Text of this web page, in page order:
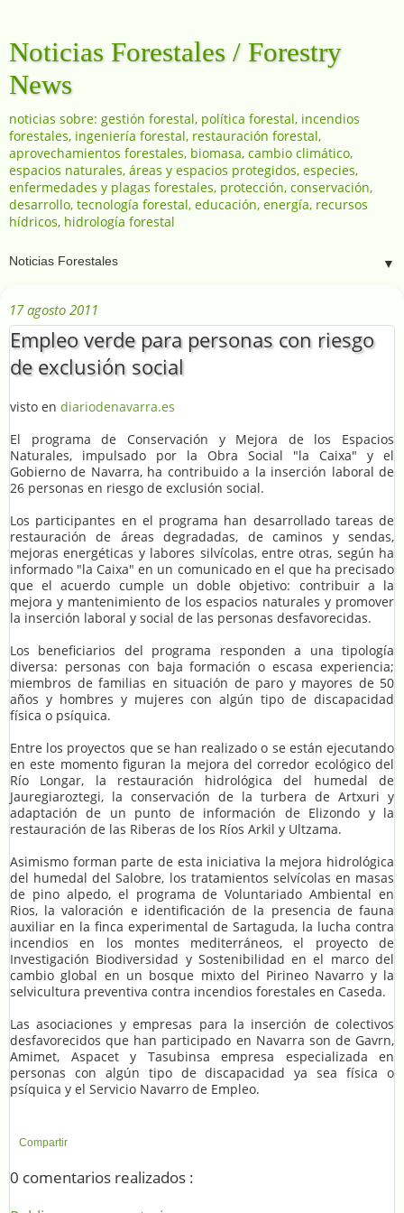
Noticias Forestales / Forestry
News
noticias sobre: gestión forestal, política forestal, incendios
forestales, ingeniería forestal, restauración forestal,
aprovechamientos forestales, biomasa, cambio climático,
espacios naturales, áreas y espacios protegidos, especies,
enfermedades y plagas forestales, protección, conservación,
desarrollo, tecnología forestal, educación, energía, recursos
hídricos, hidrología forestal
▼
17 agosto 2011
Empleo verde para personas con riesgo
de exclusión social
visto en diariodenavarra.es
El programa de Conservación y Mejora de los Espacios
Naturales, impulsado por la Obra Social "la Caixa" y el
Gobierno de Navarra, ha contribuido a la inserción laboral de
26 personas en riesgo de exclusión social.
Los participantes en el programa han desarrollado tareas de
restauración de áreas degradadas, de caminos y sendas,
mejoras energéticas y labores silvícolas, entre otras, según ha
informado "la Caixa" en un comunicado en el que ha precisado
que el acuerdo cumple un doble objetivo: contribuir a la
mejora y mantenimiento de los espacios naturales y promover
la inserción laboral y social de las personas desfavorecidas.
Los beneficiarios del programa responden a una tipología
diversa: personas con baja formación o escasa experiencia;
miembros de familias en situación de paro y mayores de 50
años y hombres y mujeres con algún tipo de discapacidad
física o psíquica.
Entre los proyectos que se han realizado o se están ejecutando
en este momento figuran la mejora del corredor ecológico del
Río Longar, la restauración hidrológica del humedal de
Jauregiaroztegi, la conservación de la turbera de Artxuri y
adaptación de un punto de información de Elizondo y la
restauración de las Riberas de los Ríos Arkil y Ultzama.
Asimismo forman parte de esta iniciativa la mejora hidrológica
del humedal del Salobre, los tratamientos selvícolas en masas
de pino alpedo, el programa de Voluntariado Ambiental en
Rios, la valoración e identificación de la presencia de fauna
auxiliar en la finca experimental de Sartaguda, la lucha contra
incendios en los montes mediterráneos, el proyecto de
Investigación Biodiversidad y Sostenibilidad en el marco del
cambio global en un bosque mixto del Pirineo Navarro y la
selvicultura preventiva contra incendios forestales en Caseda.
Las asociaciones y empresas para la inserción de colectivos
desfavorecidos que han participado en Navarra son de Gavrn,
Amimet, Aspacet y Tasubinsa empresa especializada en
personas con algún tipo de discapacidad ya sea física o
psíquica y el Servicio Navarro de Empleo.
Compartir
0 comentarios realizados :